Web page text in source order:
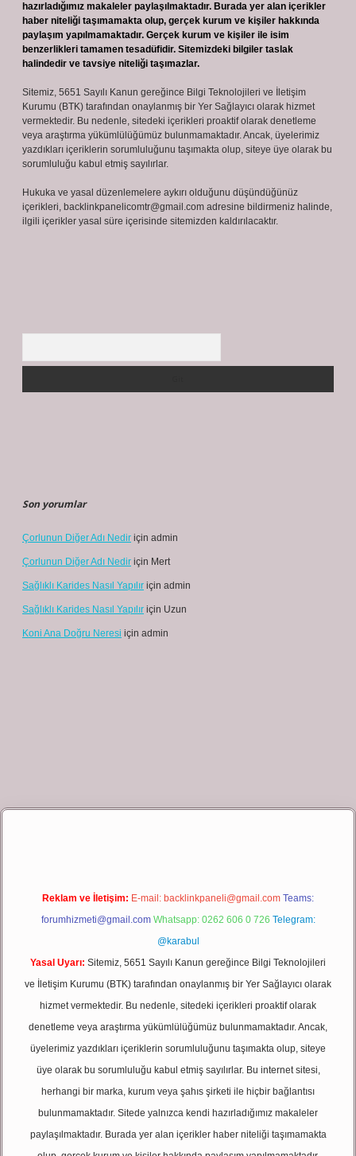
hazırladığımız makaleler paylaşılmaktadır. Burada yer alan içerikler
haber niteliği taşımamakta olup, gerçek kurum ve kişiler hakkında
paylaşım yapılmamaktadır. Gerçek kurum ve kişiler ile isim
benzerlikleri tamamen tesadüfidir. Sitemizdeki bilgiler taslak
halindedir ve tavsiye niteliği taşımazlar.
Sitemiz, 5651 Sayılı Kanun gereğince Bilgi Teknolojileri ve İletişim
Kurumu (BTK) tarafından onaylanmış bir Yer Sağlayıcı olarak hizmet
vermektedir. Bu nedenle, sitedeki içerikleri proaktif olarak denetleme
veya araştırma yükümlülüğümüz bulunmamaktadır. Ancak, üyelerimiz
yazdıkları içeriklerin sorumluluğunu taşımakta olup, siteye üye olarak bu
sorumluluğu kabul etmiş sayılırlar.
Hukuka ve yasal düzenlemelere aykırı olduğunu düşündüğünüz
içerikleri, backlinkpanelicomtr@gmail.com adresine bildirmeniz halinde,
ilgili içerikler yasal süre içerisinde sitemizden kaldırılacaktır.
Son yorumlar
Çorlunun Diğer Adı Nedir için admin
Çorlunun Diğer Adı Nedir için Mert
Sağlıklı Karides Nasıl Yapılır için admin
Sağlıklı Karides Nasıl Yapılır için Uzun
Koni Ana Doğru Neresi için admin
Reklam ve İletişim: E-mail: backlinkpaneli@gmail.com Teams:
forumhizmeti@gmail.com Whatsapp: 0262 606 0 726 Telegram:
@karabul
Yasal Uyarı: Sitemiz, 5651 Sayılı Kanun gereğince Bilgi Teknolojileri
ve İletişim Kurumu (BTK) tarafından onaylanmış bir Yer Sağlayıcı olarak
hizmet vermektedir. Bu nedenle, sitedeki içerikleri proaktif olarak
denetleme veya araştırma yükümlülüğümüz bulunmamaktadır. Ancak,
üyelerimiz yazdıkları içeriklerin sorumluluğunu taşımakta olup, siteye
üye olarak bu sorumluluğu kabul etmiş sayılırlar. Bu internet sitesi,
herhangi bir marka, kurum veya şahıs şirketi ile hiçbir bağlantısı
bulunmamaktadır. Sitede yalnızca kendi hazırladığımız makaleler
paylaşılmaktadır. Burada yer alan içerikler haber niteliği taşımamakta